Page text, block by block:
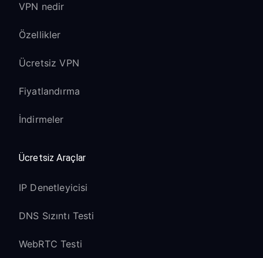
VPN nedir
Özellikler
Ücretsiz VPN
Fiyatlandırma
İndirmeler
Ücretsiz Araçlar
IP Denetleyicisi
DNS Sızıntı Testi
WebRTC Testi